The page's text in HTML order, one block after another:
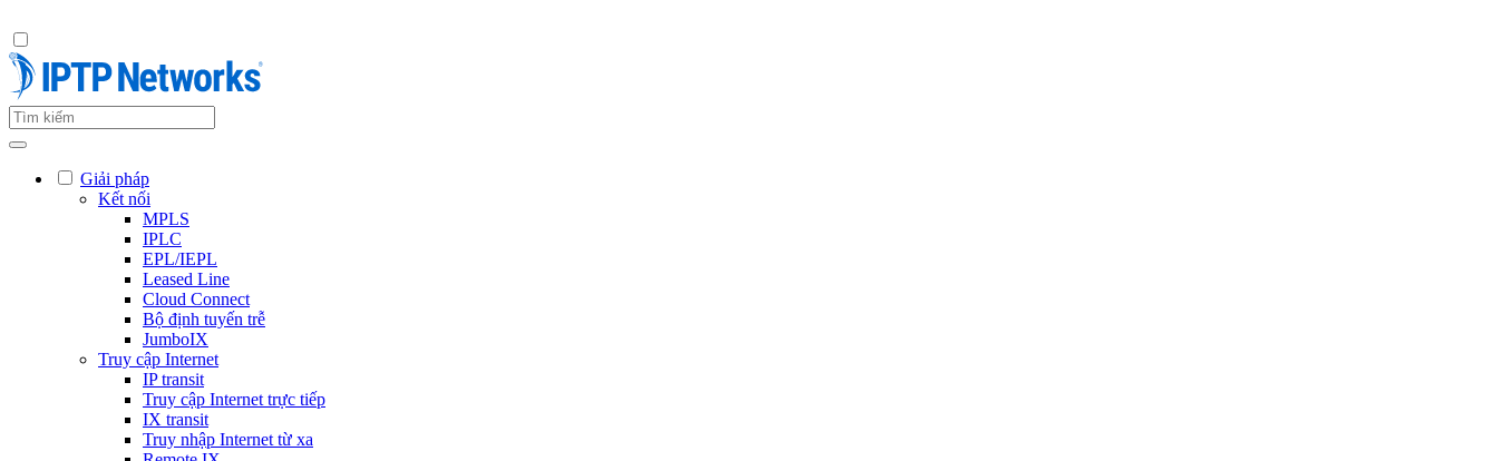
Giải pháp
Kết nối
MPLS
IPLC
EPL/IEPL
Leased Line
Cloud Connect
Bộ định tuyến trễ
JumboIX
Truy cập Internet
IP transit
Truy cập Internet trực tiếp
IX transit
Truy nhập Internet từ xa